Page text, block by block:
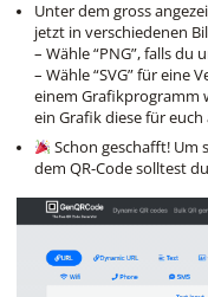
Unter dem gross
jetzt in verschiedenen
– Wähle “PNG”, falls
– Wähle “SVG” für eine
einem Grafikprogramm
ein Grafik diese für
Schon geschafft! Um
dem QR-Code solltest